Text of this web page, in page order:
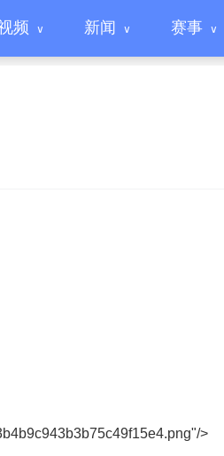
频 新闻 赛事
>